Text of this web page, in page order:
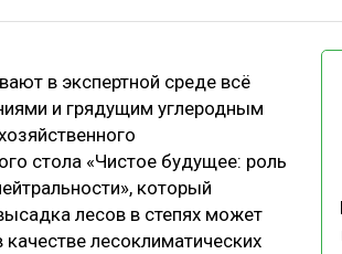
ОТРАСЛЕВАЯ
в экспертной среде всё
и грядущим углеродным
стола «Чистое будущее: роль
который
лесов в степях может
лесоклиматических